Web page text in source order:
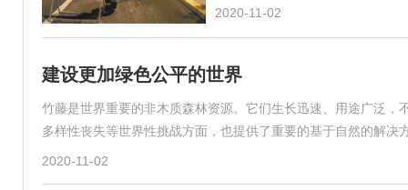
2020-11-02
建设更加绿色公平的世界
竹藤是世界重要的非木质森林资源。它们生长迅速、用途广泛
多样性丧失等世界性挑战方面，也提供了重要的基于自然的解决
2020-11-02